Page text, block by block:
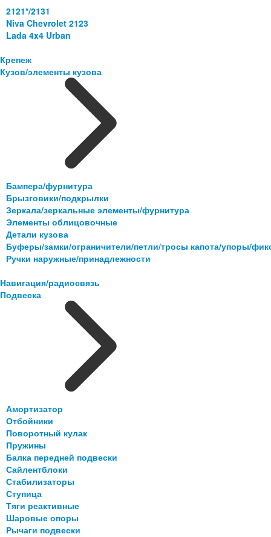
2121*/2131
Niva Chevrolet 2123
Lada 4x4 Urban
Крепеж
Кузов/элементы кузова
Бампера/фурнитура
Брызговики/подкрылки
Зеркала/зеркальные элементы/фурнитура
Элементы облицовочные
Детали кузова
Буферы/замки/ограничители/петли/тросы капота/упоры/
Ручки наружные/принадлежности
Навигация/радиосвязь
Подвеска
Амортизатор
Отбойники
Поворотный кулак
Пружины
Балка передней подвески
Сайлентблоки
Стабилизаторы
Ступица
Тяги реактивные
Шаровые опоры
Рычаги подвески